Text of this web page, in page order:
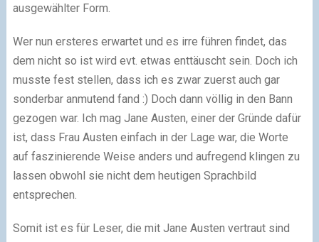
ausgewählter Form.
Wer nun ersteres erwartet und es irre führen findet, das
dem nicht so ist wird evt. etwas enttäuscht sein. Doch ich
musste fest stellen, dass ich es zwar zuerst auch gar
sonderbar anmutend fand :) Doch dann völlig in den Bann
gezogen war. Ich mag Jane Austen, einer der Gründe dafür
ist, dass Frau Austen einfach in der Lage war, die Worte
auf faszinierende Weise anders und aufregend klingen zu
lassen obwohl sie nicht dem heutigen Sprachbild
entsprechen.
Somit ist es für Leser, die mit Jane Austen vertraut sind